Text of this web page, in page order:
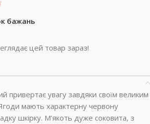
бажань
цей товар зараз!
привертає увагу завдяки своїм великим
мають характерну червону
шкірку. М’якоть дуже соковита, з